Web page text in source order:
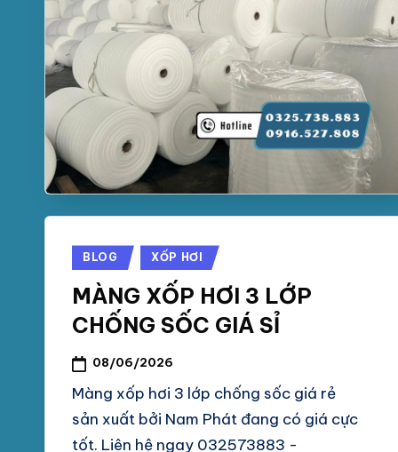
Posted
BLOG XỐP HƠI
MÀNG XỐP HƠI 3 LỚP
CHỐNG SỐC GIÁ SỈ
08/06/2026
Màng xốp hơi 3 lớp chống sốc giá rẻ
sản xuất bởi Nam Phát đang có giá cực
tốt. Liên hệ ngay 032573883 -